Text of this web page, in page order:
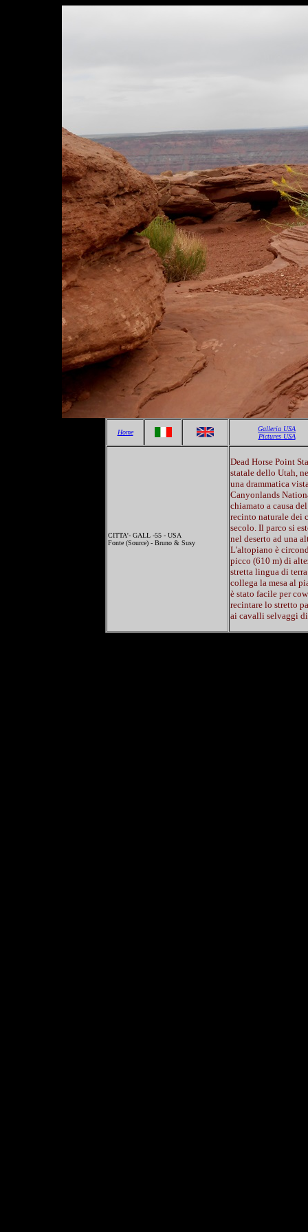
Home
Galleria USA
Pictures USA
CITTA'- GALL -55 - USA
Fonte (Source) - Bruno & Susy
Dead Horse Point
statale dello Utah,
una drammatica
Canyonlands
chiamato a causa
recinto naturale dei
secolo. Il parco si
nel deserto ad una
L'altopiano è
picco (610 m) di
stretta lingua di
collega la mesa al
è stato facile per
recintare lo stretto
ai cavalli selvaggi di